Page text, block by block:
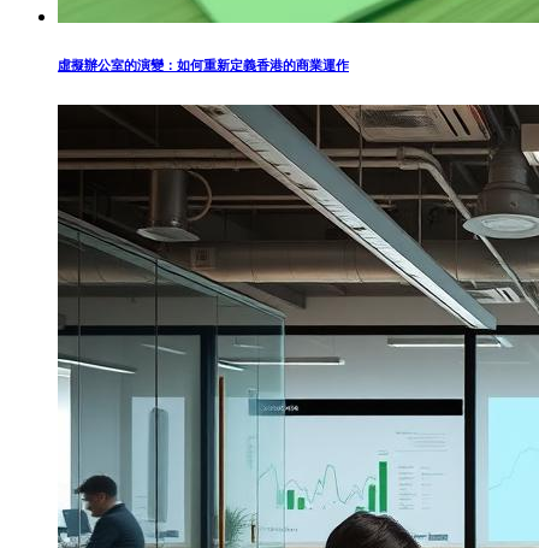
虛擬辦公室的演變：如何重新定義香港的商業運作